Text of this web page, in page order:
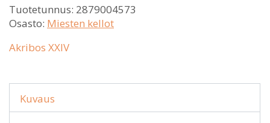
Tuotetunnus: 2879004573
Osasto: Miesten kellot
Akribos XXIV
Kuvaus